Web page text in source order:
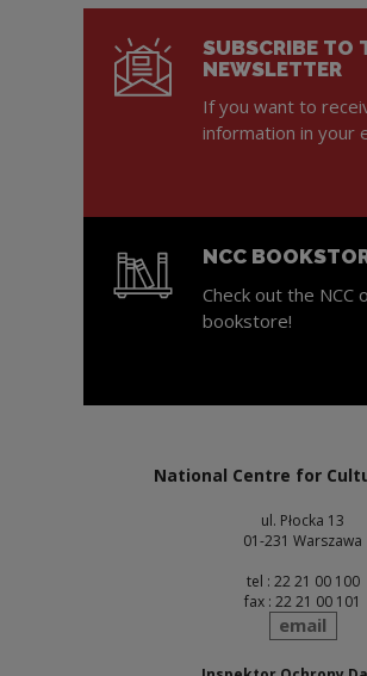
SUBSCRIBE TO
NEWSLETTER
If you want to
information in your
NCC
Check out the NCC
bookstore!
National Centre for
ul. Płocka 13
01-231 Warszawa
tel : 22 21 00 100
fax : 22 21 00 101
send
email